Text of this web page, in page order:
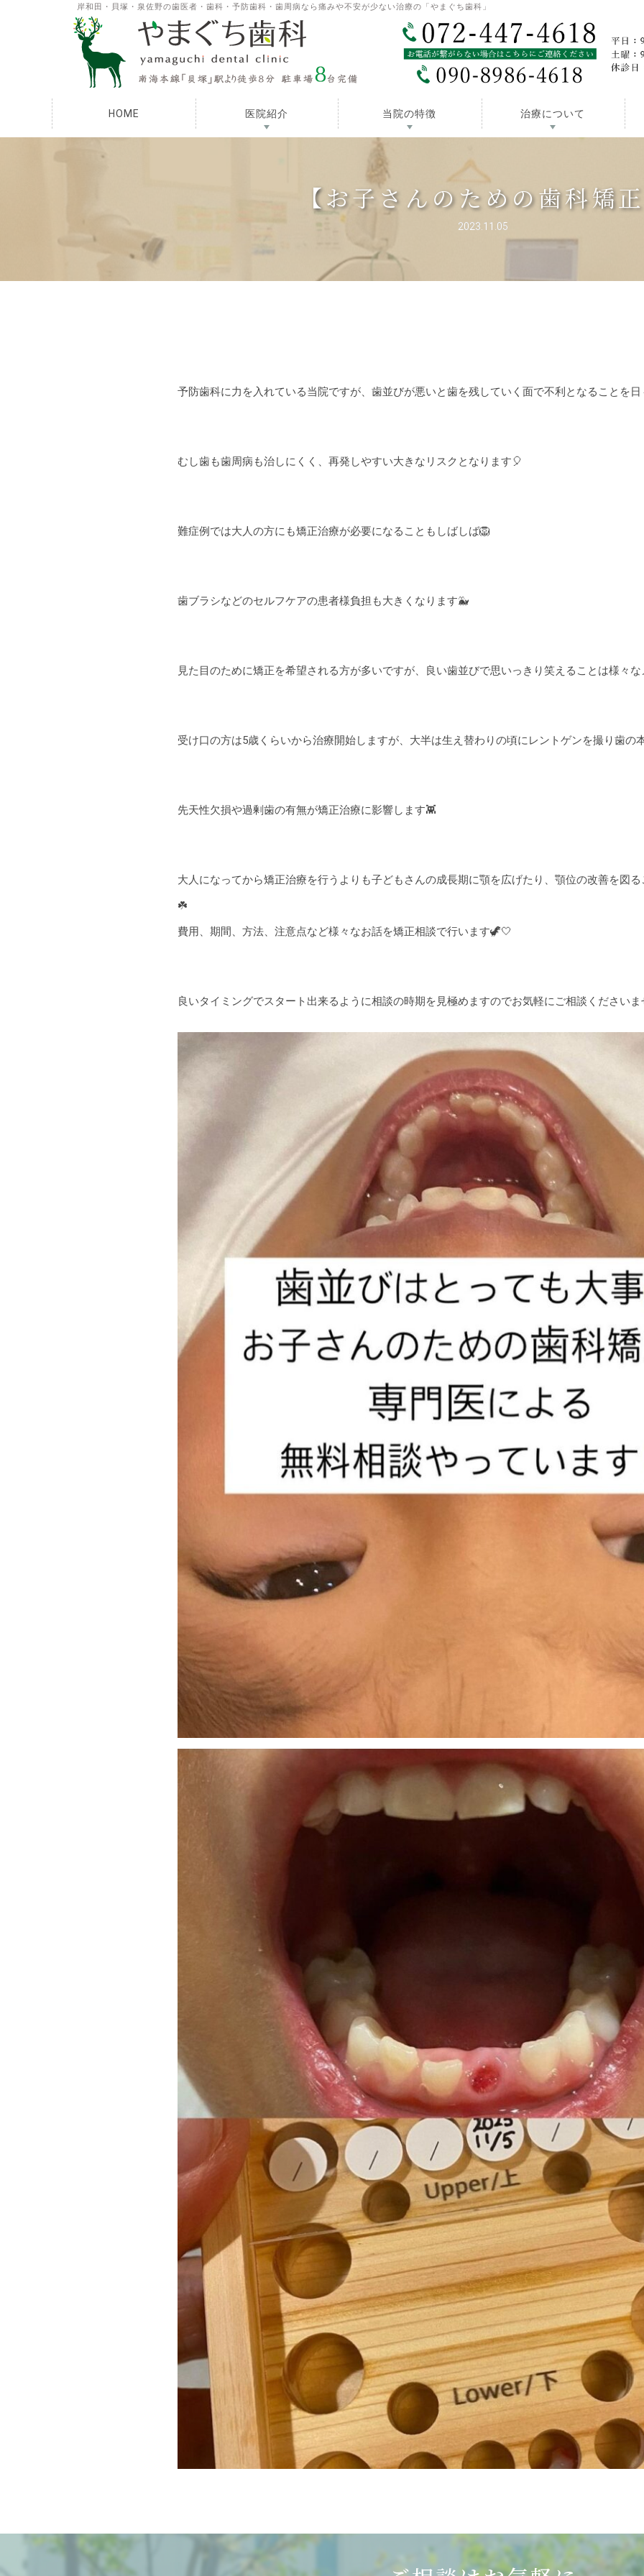
岸和田・貝塚・泉佐野の歯医者・歯科・予防歯科・歯周病なら痛みや不安が少ない治療の「やまぐち歯科」
HOME 医院紹介 当院の特徴 治療について
【お子さんのための歯科矯
2023.11.05
予防歯科に力を入れている当院ですが、歯並びが悪いと歯を残していく面で不利となることを
むし歯も歯周病も治しにくく、再発しやすい大きなリスクとなります🎈
難症例では大人の方にも矯正治療が必要になることもしばしば🦁
歯ブラシなどのセルフケアの患者様負担も大きくなります🐳
見た目のために矯正を希望される方が多いですが、良い歯並びで思いっきり笑えることは様々
受け口の方は5歳くらいから治療開始しますが、大半は生え替わりの頃にレントゲンを撮り歯の
先天性欠損や過剰歯の有無が矯正治療に影響します👾
大人になってから矯正治療を行うよりも子どもさんの成長期に顎を広げたり、顎位の改善を図
☘️
費用、期間、方法、注意点など様々なお話を矯正相談で行います🦖🤍
良いタイミングでスタート出来るように相談の時期を見極めますのでお気軽にご相談くださいま